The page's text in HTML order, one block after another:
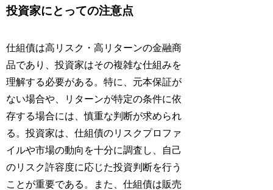
投資家にとっての注意点
仕組債は高リスク・高リターンの金融商
品であり、投資家はその複雑な仕組みを
理解する必要がある。特に、元本保証が
ない場合や、リターンが特定の条件に依
存する場合には、慎重な判断が求められ
る。投資家は、仕組債のリスクプロファ
イルや市場の動向を十分に調査し、自己
のリスク許容度に応じた投資判断を行う
ことが重要である。また、仕組債は販売